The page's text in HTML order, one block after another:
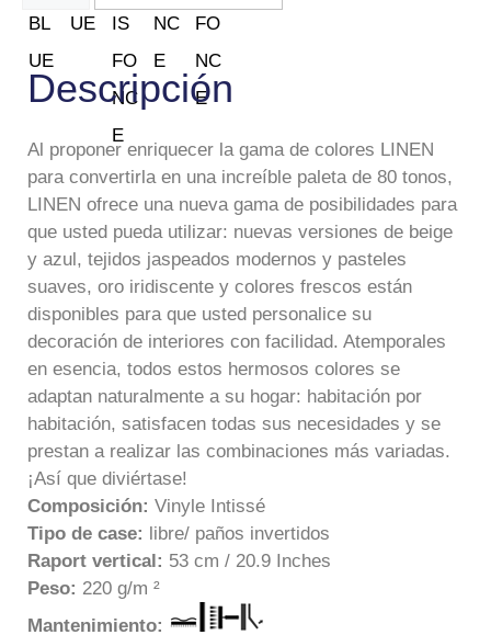
Descripción
Al proponer enriquecer la gama de colores LINEN
para convertirla en una increíble paleta de 80 tonos,
LINEN ofrece una nueva gama de posibilidades para
que usted pueda utilizar: nuevas versiones de beige
y azul, tejidos jaspeados modernos y pasteles
suaves, oro iridiscente y colores frescos están
disponibles para que usted personalice su
decoración de interiores con facilidad. Atemporales
en esencia, todos estos hermosos colores se
adaptan naturalmente a su hogar: habitación por
habitación, satisfacen todas sus necesidades y se
prestan a realizar las combinaciones más variadas.
¡Así que diviértase!
Composición: Vinyle Intissé
Tipo de case: libre/ paños invertidos
Raport vertical: 53 cm / 20.9 Inches
Peso: 220 g/m ²
Mantenimiento: